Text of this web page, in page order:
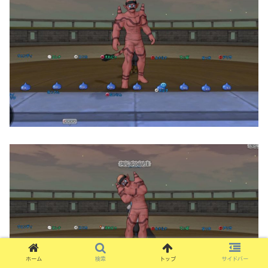
ホーム 検索 トップ サイドバー